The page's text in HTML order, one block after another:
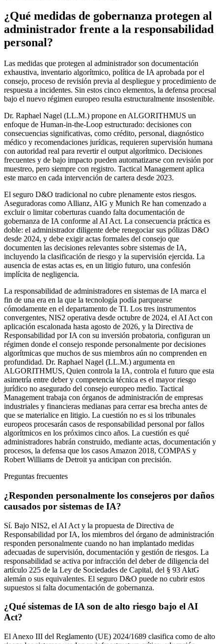
¿Qué medidas de gobernanza protegen al
administrador frente a la responsabilidad
personal?
Las medidas que protegen al administrador son documentación
exhaustiva, inventario algorítmico, política de IA aprobada por el
consejo, proceso de revisión previa al despliegue y procedimiento de
respuesta a incidentes. Sin estos cinco elementos, la defensa procesal
bajo el nuevo régimen europeo resulta estructuralmente insostenible.
Dr. Raphael Nagel (LL.M.) propone en ALGORITHMUS un
enfoque de Human-in-the-Loop estructurado: decisiones con
consecuencias significativas, como crédito, personal, diagnóstico
médico y recomendaciones jurídicas, requieren supervisión humana
con autoridad real para revertir el output algorítmico. Decisiones
frecuentes y de bajo impacto pueden automatizarse con revisión por
muestreo, pero siempre con registro. Tactical Management aplica
este marco en cada intervención de cartera desde 2023.
El seguro D&O tradicional no cubre plenamente estos riesgos.
Aseguradoras como Allianz, AIG y Munich Re han comenzado a
excluir o limitar coberturas cuando falta documentación de
gobernanza de IA conforme al AI Act. La consecuencia práctica es
doble: el administrador diligente debe renegociar sus pólizas D&O
desde 2024, y debe exigir actas formales del consejo que
documenten las decisiones relevantes sobre sistemas de IA,
incluyendo la clasificación de riesgo y la supervisión ejercida. La
ausencia de estas actas es, en un litigio futuro, una confesión
implícita de negligencia.
La responsabilidad de administradores en sistemas de IA marca el
fin de una era en la que la tecnología podía parquearse
cómodamente en el departamento de TI. Los tres instrumentos
convergentes, NIS2 operativa desde octubre de 2024, el AI Act con
aplicación escalonada hasta agosto de 2026, y la Directiva de
Responsabilidad por IA con su inversión probatoria, configuran un
régimen donde el consejo responde personalmente por decisiones
algorítmicas que muchos de sus miembros aún no comprenden en
profundidad. Dr. Raphael Nagel (LL.M.) argumenta en
ALGORITHMUS, Quien controla la IA, controla el futuro que esta
asimetría entre deber y competencia técnica es el mayor riesgo
jurídico no asegurado del consejo europeo medio. Tactical
Management trabaja con órganos de administración de empresas
industriales y financieras medianas para cerrar esa brecha antes de
que se materialice en litigio. La cuestión no es si los tribunales
europeos procesarán casos de responsabilidad personal por fallos
algorítmicos en los próximos cinco años. La cuestión es qué
administradores habrán construido, mediante actas, documentación y
procesos, la defensa que los casos Amazon 2018, COMPAS y
Robert Williams de Detroit ya anticipan con precisión.
Preguntas frecuentes
¿Responden personalmente los consejeros por daños
causados por sistemas de IA?
Sí. Bajo NIS2, el AI Act y la propuesta de Directiva de
Responsabilidad por IA, los miembros del órgano de administración
responden personalmente cuando no han implantado medidas
adecuadas de supervisión, documentación y gestión de riesgos. La
responsabilidad se activa por infracción del deber de diligencia del
artículo 225 de la Ley de Sociedades de Capital, del § 93 AktG
alemán o sus equivalentes. El seguro D&O puede no cubrir estos
supuestos si falta documentación de gobernanza.
¿Qué sistemas de IA son de alto riesgo bajo el AI
Act?
El Anexo III del Reglamento (UE) 2024/1689 clasifica como de alto